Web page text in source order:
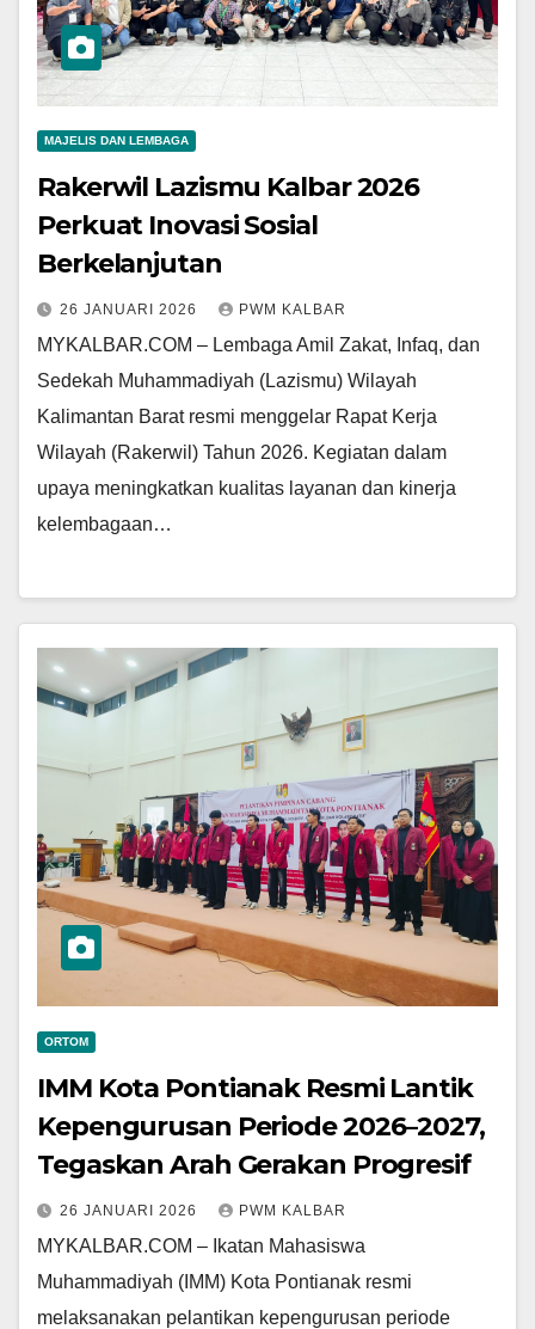
MAJELIS DAN LEMBAGA
Rakerwil Lazismu Kalbar 2026
Perkuat Inovasi Sosial
Berkelanjutan
26 JANUARI 2026 PWM KALBAR
MYKALBAR.COM – Lembaga Amil Zakat, Infaq, dan
Sedekah Muhammadiyah (Lazismu) Wilayah
Kalimantan Barat resmi menggelar Rapat Kerja
Wilayah (Rakerwil) Tahun 2026. Kegiatan dalam
upaya meningkatkan kualitas layanan dan kinerja
kelembagaan…
ORTOM
IMM Kota Pontianak Resmi Lantik
Kepengurusan Periode 2026–2027,
Tegaskan Arah Gerakan Progresif
26 JANUARI 2026 PWM KALBAR
MYKALBAR.COM – Ikatan Mahasiswa
Muhammadiyah (IMM) Kota Pontianak resmi
melaksanakan pelantikan kepengurusan periode